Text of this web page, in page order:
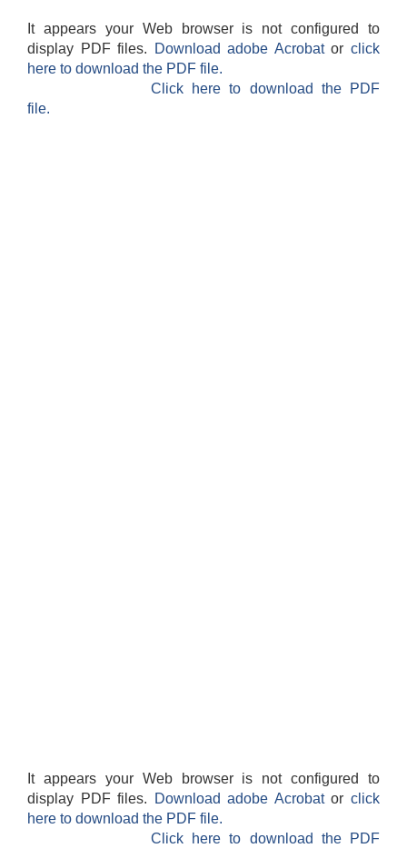
It appears your Web browser is not configured to
display PDF files.
Download adobe Acrobatorclick
here to download the PDF file.
Click here to download the PDF
file.
It appears your Web browser is not configured to
display PDF files.
Download adobe Acrobatorclick
here to download the PDF file.
Click here to download the PDF